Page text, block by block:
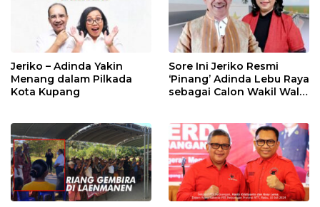
Jeriko – Adinda Yakin
Menang dalam Pilkada
Kota Kupang
Sore Ini Jeriko Resmi
‘Pinang’ Adinda Lebu Raya
sebagai Calon Wakil Wali